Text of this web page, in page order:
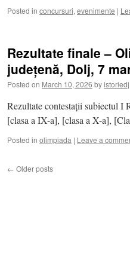
Posted in concursuri, evenimente |
Rezultate finale –
județenă, Dolj, 7
Posted on March 10, 2026 byistoriedj
Rezultate contestații subiectul I
[clasa a IX-a], [clasa a X-a],
Posted in olimpiada | Leave a
← Older posts